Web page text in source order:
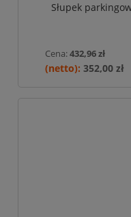
Słupek
Cena:432,96 zł
352,00 zł